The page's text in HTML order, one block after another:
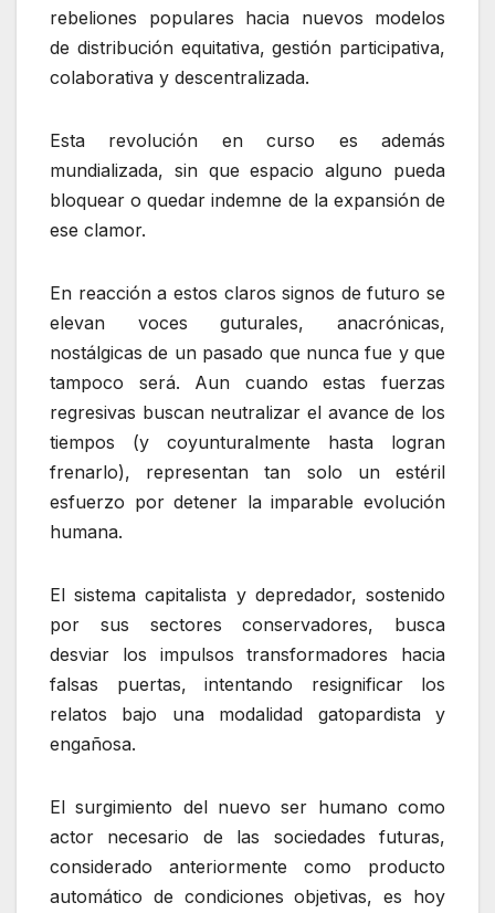
rebeliones populares hacia nuevos modelos
de distribución equitativa, gestión participativa,
colaborativa y descentralizada.
Esta revolución en curso es además
mundializada, sin que espacio alguno pueda
bloquear o quedar indemne de la expansión de
ese clamor.
En reacción a estos claros signos de futuro se
elevan voces guturales, anacrónicas,
nostálgicas de un pasado que nunca fue y que
tampoco será. Aun cuando estas fuerzas
regresivas buscan neutralizar el avance de los
tiempos (y coyunturalmente hasta logran
frenarlo), representan tan solo un estéril
esfuerzo por detener la imparable evolución
humana.
El sistema capitalista y depredador, sostenido
por sus sectores conservadores, busca
desviar los impulsos transformadores hacia
falsas puertas, intentando resignificar los
relatos bajo una modalidad gatopardista y
engañosa.
El surgimiento del nuevo ser humano como
actor necesario de las sociedades futuras,
considerado anteriormente como producto
automático de condiciones objetivas, es hoy